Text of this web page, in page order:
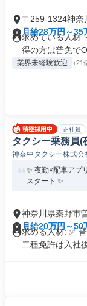
〒259-1324神奈
月給28万円～35
求めている人材
得の方は普免で
業界未経験歓迎 +21
正社員
タクシー乗務員(
神奈中タクシー株式会
✨ 夜勤×配車アプ
スタート ✨
神奈川県秦野市
月給20万円～50
求める人材: ✅️
二種免許は入社後